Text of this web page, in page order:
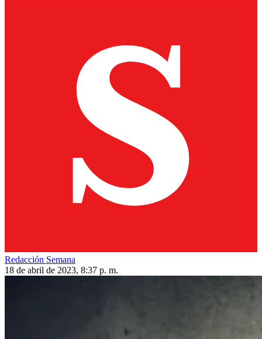
Redacción Semana
18 de abril de 2023, 8:37 p. m.